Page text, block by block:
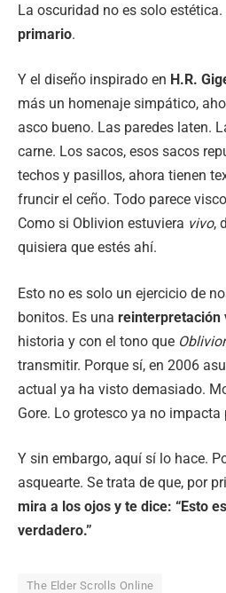
La oscuridad no es solo estética.
primario.
Y el diseño inspirado en H.R.
más un homenaje simpático,
asco bueno. Las paredes laten.
carne. Los sacos, esos sacos
techos y pasillos, ahora tienen
fruncir el ceño. Todo parece
Como si Oblivion estuviera vivo,
quisiera que estés ahí.
Esto no es solo un ejercicio de
bonitos. Es una reinterpretación
historia y con el tono que
transmitir. Porque sí, en 2006
actual ya ha visto demasiado.
Gore. Lo grotesco ya no impacta
Y sin embargo, aquí sí lo hace.
asquearte. Se trata de que, por
mira a los ojos y te dice: “Esto
verdadero.”
The Elder Scrolls Online